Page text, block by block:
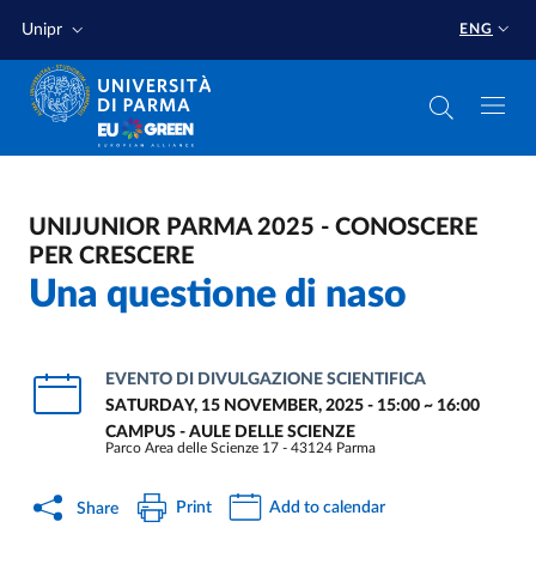
Unipr ENG
UNIJUNIOR PARMA 2025 - CONOSCERE
PER CRESCERE
Una questione di naso
EVENTO DI DIVULGAZIONE SCIENTIFICA
SATURDAY, 15 NOVEMBER, 2025 - 15:00 ~ 16:00
CAMPUS - AULE DELLE SCIENZE
Parco Area delle Scienze 17 - 43124 Parma
Share Print Add to calendar